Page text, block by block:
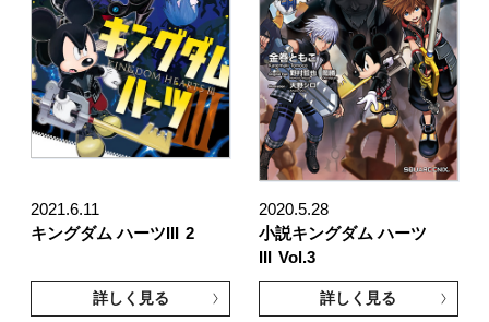
2021.6.11
キングダム ハーツIII
2
詳しく見る
2020.5.28
小説キングダム ハーツ
Vol.3
詳しく見る